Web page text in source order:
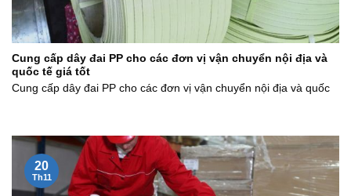
Cung cấp dây đai PP cho các đơn vị vận chuyển nội địa và
quốc tế giá tốt
Cung cấp dây đai PP cho các đơn vị vận chuyển nội địa và quốc
20
Th11